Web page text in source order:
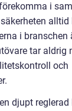
i
i
tar aldrig
och
djupt